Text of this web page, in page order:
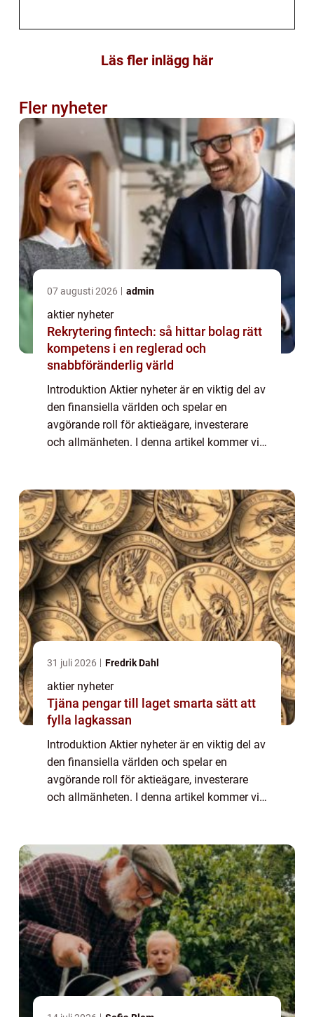
Läs fler inlägg här
Fler nyheter
07 augusti 2026 admin
aktier nyheter
Rekrytering fintech: så hittar bolag rätt
kompetens i en reglerad och
snabbföränderlig värld
Introduktion Aktier nyheter är en viktig del av
den finansiella världen och spelar en
avgörande roll för aktieägare, investerare
och allmänheten. I denna artikel kommer vi
31 juli 2026 Fredrik Dahl
aktier nyheter
Tjäna pengar till laget smarta sätt att
fylla lagkassan
Introduktion Aktier nyheter är en viktig del av
den finansiella världen och spelar en
avgörande roll för aktieägare, investerare
och allmänheten. I denna artikel kommer vi